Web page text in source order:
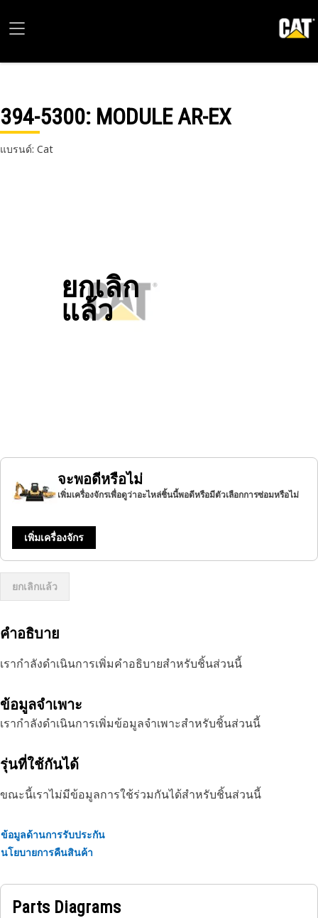
394-5300: MODULE AR-EX
แบรนด์: Cat
ยกเลิก
แล้ว
จะพอดีหรือไม่
เพิ่มเครื่องจักรเพื่อดูว่าอะไหล่ชิ้นนี้พอดีหรือมีตัวเลือกการซ่อมหรือไม่
เพิ่มเครื่องจักร
ยกเลิกแล้ว
คำอธิบาย
เรากำลังดำเนินการเพิ่มคำอธิบายสำหรับชิ้นส่วนนี้
ข้อมูลจำเพาะ
เรากำลังดำเนินการเพิ่มข้อมูลจำเพาะสำหรับชิ้นส่วนนี้
รุ่นที่ใช้กันได้
ขณะนี้เราไม่มีข้อมูลการใช้ร่วมกันได้สำหรับชิ้นส่วนนี้
ข้อมูลด้านการรับประกัน
นโยบายการคืนสินค้า
Parts Diagrams